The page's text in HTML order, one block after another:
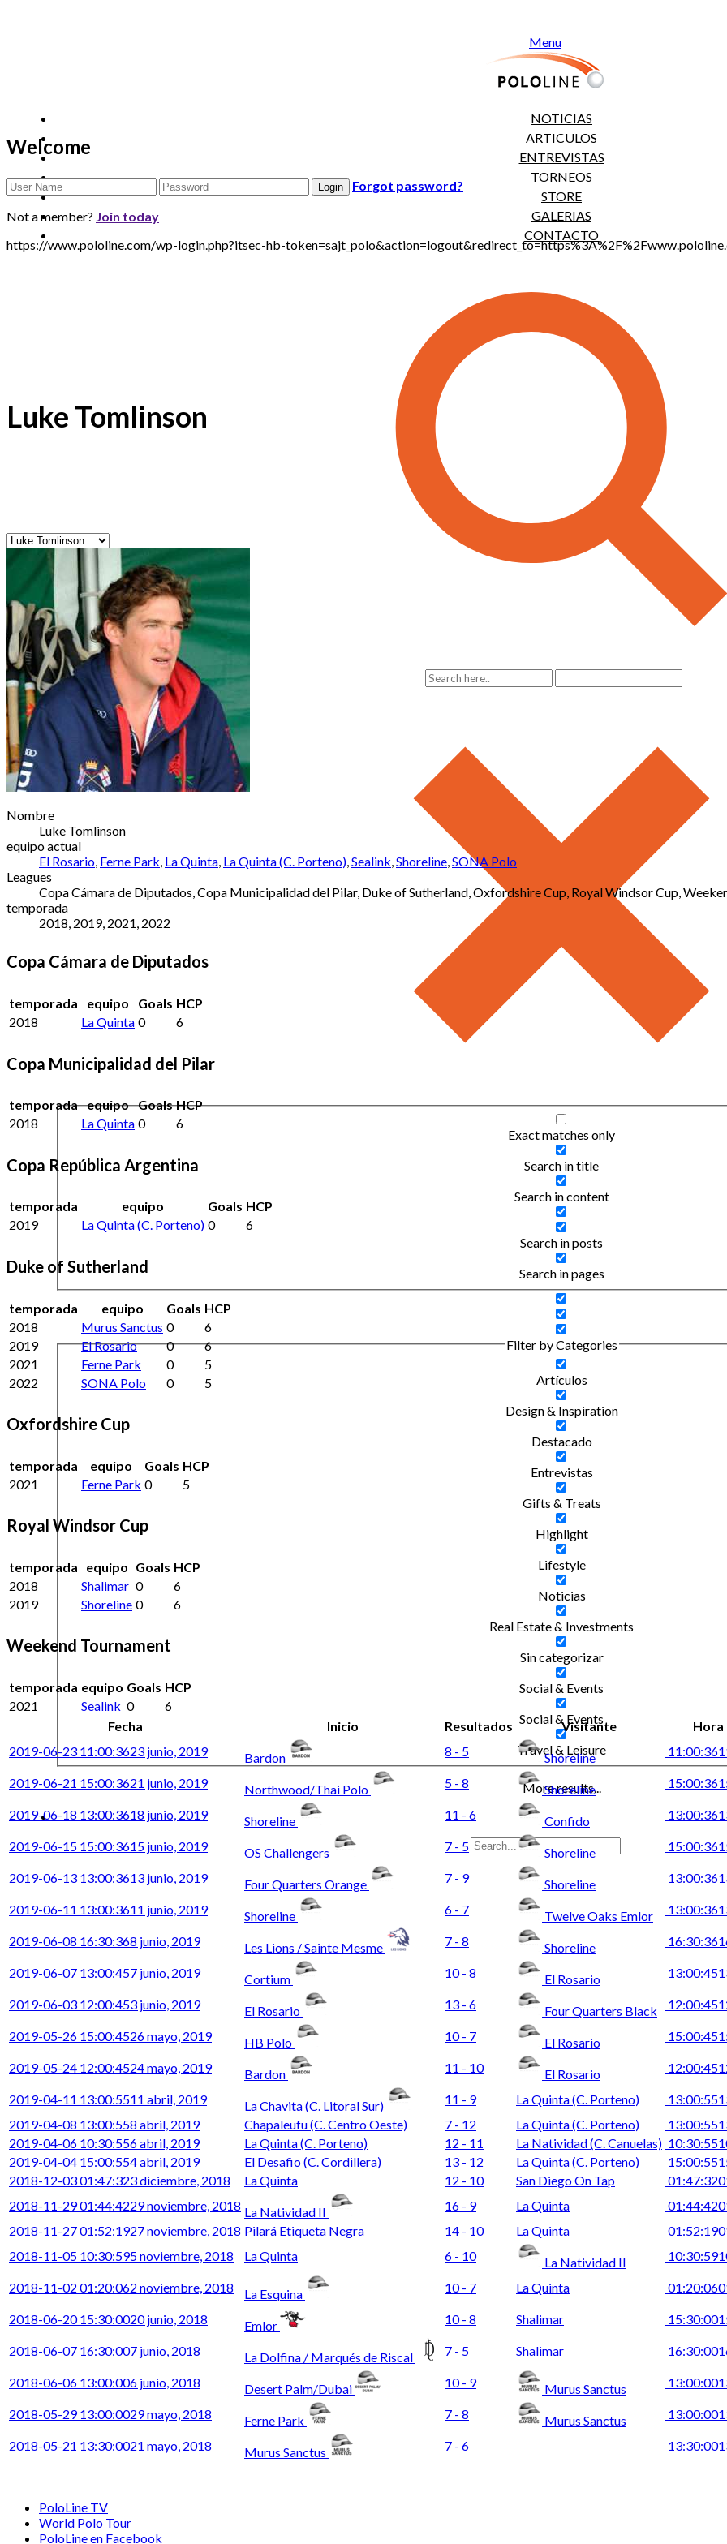
Menu
NOTICIAS
ARTICULOS
ENTREVISTAS
TORNEOS
STORE
GALERIAS
CONTACTO
Exact matches only
Search in title
Search in content
Search in posts
Search in pages
Filter by Categories
Artículos
Design & Inspiration
Destacado
Entrevistas
Gifts & Treats
Highlight
Lifestyle
Noticias
Real Estate & Investments
Sin categorizar
Social & Events
Social & Events
Travel & Leisure
More results...
Welcome
Forgot password?
Not a member? Join today
https://www.pololine.com/wp-login.php?itsec-hb-
Luke Tomlinson
Nombre
Luke Tomlinson
equipo actual
El Rosario Ferne Park La Quinta La Quinta (C. Porteno) Sealink Shoreline SONA Polo
Leagues
Copa Cámara de Diputados, Copa Municipalidad del Pilar, Duke of Sutherland, Oxfordshire Cup, Royal Windsor Cup,
temporada
2018, 2019, 2021, 2022
Copa Cámara de Diputados
temporada equipo Goals HCP
2018
La Quinta 0 6
Copa Municipalidad del Pilar
temporada equipo Goals HCP
2018
La Quinta 0 6
Copa República Argentina
temporada equipo Goals HCP
2019
La Quinta (C. Porteno) 0 6
Duke of Sutherland
temporada equipo Goals HCP
2018
Murus Sanctus 0
6
2019
El Rosario 0
6
2021
Ferne Park 0
5
2022
SONA Polo 0 5
Oxfordshire Cup
temporada equipo Goals HCP
2021
Ferne Park 0 5
Royal Windsor Cup
temporada equipo Goals HCP
2018
Shalimar 0
6
2019
Shoreline 0 6
Weekend Tournament
temporada equipo Goals HCP
2021
Sealink 0
6
Fecha
Inicio Resultados Visitante
Hora
2019-06-23 11:00:3623 junio, 2019 Bardon 8 - 5 Shoreline 11:00:36
2019-06-21 15:00:3621 junio, 2019 Northwood/Thai Polo 5 - 8 Shoreline 15:00:36
2019-06-18 13:00:3618 junio, 2019 Shoreline 11 - 6 Confido 13:00:36
2019-06-15 15:00:3615 junio, 2019 OS Challengers 7 - 5 Shoreline 15:00:36
2019-06-13 13:00:3613 junio, 2019 Four Quarters Orange 7 - 9 Shoreline 13:00:36
2019-06-11 13:00:3611 junio, 2019 Shoreline 6 - 7 Twelve Oaks Emlor 13:00:36
2019-06-08 16:30:368 junio, 2019 Les Lions / Sainte Mesme 7 - 8 Shoreline 16:30:36
2019-06-07 13:00:457 junio, 2019 Cortium 10 - 8 El Rosario 13:00:45
2019-06-03 12:00:453 junio, 2019 El Rosario 13 - 6 Four Quarters Black 12:00:45
2019-05-26 15:00:4526 mayo, 2019 HB Polo 10 - 7 El Rosario 15:00:45
2019-05-24 12:00:4524 mayo, 2019 Bardon 11 - 10 El Rosario 12:00:45
2019-04-11 13:00:5511 abril, 2019 La Chavita (C. Litoral Sur) 11 - 9 La Quinta (C. Porteno) 13:00:55
2019-04-08 13:00:558 abril, 2019 Chapaleufu (C. Centro Oeste) 7 - 12 La Quinta (C. Porteno) 13:00:55
2019-04-06 10:30:556 abril, 2019 La Quinta (C. Porteno) 12 - 11 La Natividad (C. Canuelas) 10:30:55
2019-04-04 15:00:554 abril, 2019 El Desafio (C. Cordillera) 13 - 12 La Quinta (C. Porteno) 15:00:55
2018-12-03 01:47:323 diciembre, 2018 La Quinta 12 - 10 San Diego On Tap 01:47:32
2018-11-29 01:44:4229 noviembre, 2018 La Natividad II 16 - 9 La Quinta 01:44:42
2018-11-27 01:52:1927 noviembre, 2018 Pilará Etiqueta Negra 14 - 10 La Quinta 01:52:19
2018-11-05 10:30:595 noviembre, 2018 La Quinta 6 - 10 La Natividad II 10:30:59
2018-11-02 01:20:062 noviembre, 2018 La Esquina 10 - 7 La Quinta 01:20:06
2018-06-20 15:30:0020 junio, 2018 Emlor 10 - 8 Shalimar 15:30:00
2018-06-07 16:30:007 junio, 2018 La Dolfina / Marqués de Riscal 7 - 5 Shalimar 16:30:00
2018-06-06 13:00:006 junio, 2018 Desert Palm/Dubai 10 - 9 Murus Sanctus 13:00:00
2018-05-29 13:00:0029 mayo, 2018 Ferne Park 7 - 8 Murus Sanctus 13:00:00
2018-05-21 13:30:0021 mayo, 2018 Murus Sanctus 7 - 6 13:30:00
PoloLine TV
World Polo Tour
PoloLine en Facebook